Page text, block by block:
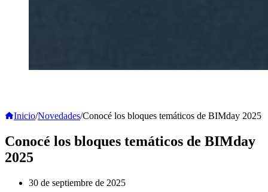
Inicio/Novedades/Conocé los bloques temáticos de BIMday 2025
Conocé los bloques temáticos de BIMday
2025
30 de septiembre de 2025